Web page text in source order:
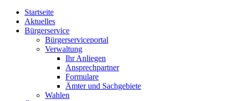
Startseite
Aktuelles
Bürgerservice
Bürgerserviceportal
Verwaltung
Ihr Anliegen
Ansprechpartner
Formulare
Ämter und Sachgebiete
Wahlen